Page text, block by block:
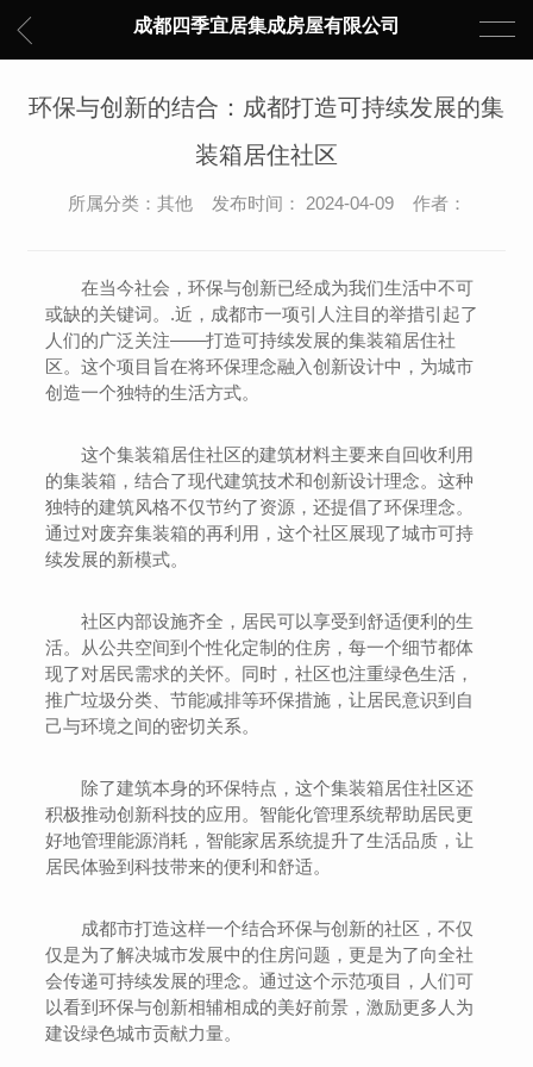
成都四季宜居集成房屋有限公司
环保与创新的结合：成都打造可持续发展的集
装箱居住社区
所属分类：其他 发布时间： 2024-04-09 作者：
在当今社会，环保与创新已经成为我们生活中不可
或缺的关键词。.近，成都市一项引人注目的举措引起了
人们的广泛关注——打造可持续发展的集装箱居住社
区。这个项目旨在将环保理念融入创新设计中，为城市
创造一个独特的生活方式。
这个集装箱居住社区的建筑材料主要来自回收利用
的集装箱，结合了现代建筑技术和创新设计理念。这种
独特的建筑风格不仅节约了资源，还提倡了环保理念。
通过对废弃集装箱的再利用，这个社区展现了城市可持
续发展的新模式。
社区内部设施齐全，居民可以享受到舒适便利的生
活。从公共空间到个性化定制的住房，每一个细节都体
现了对居民需求的关怀。同时，社区也注重绿色生活，
推广垃圾分类、节能减排等环保措施，让居民意识到自
己与环境之间的密切关系。
除了建筑本身的环保特点，这个集装箱居住社区还
积极推动创新科技的应用。智能化管理系统帮助居民更
好地管理能源消耗，智能家居系统提升了生活品质，让
居民体验到科技带来的便利和舒适。
成都市打造这样一个结合环保与创新的社区，不仅
仅是为了解决城市发展中的住房问题，更是为了向全社
会传递可持续发展的理念。通过这个示范项目，人们可
以看到环保与创新相辅相成的美好前景，激励更多人为
建设绿色城市贡献力量。